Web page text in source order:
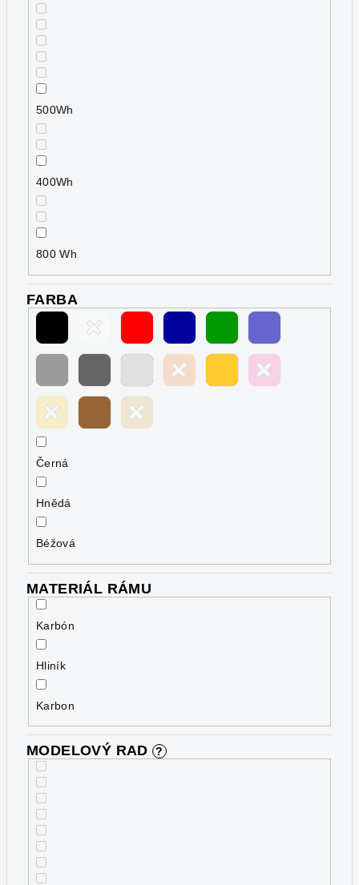
500Wh
400Wh
800 Wh
FARBA
Černá
Hnědá
Béžová
MATERIÁL RÁMU
Karbón
Hliník
Karbon
MODELOVÝ RAD ?